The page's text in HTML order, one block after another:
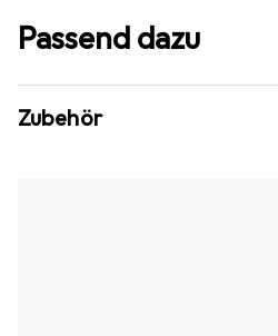
Passend dazu
Zubehör